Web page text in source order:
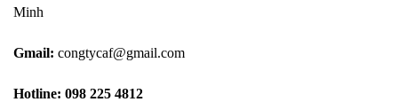
Minh
Gmail: congtycaf@gmail.com
Hotline: 098 225 4812